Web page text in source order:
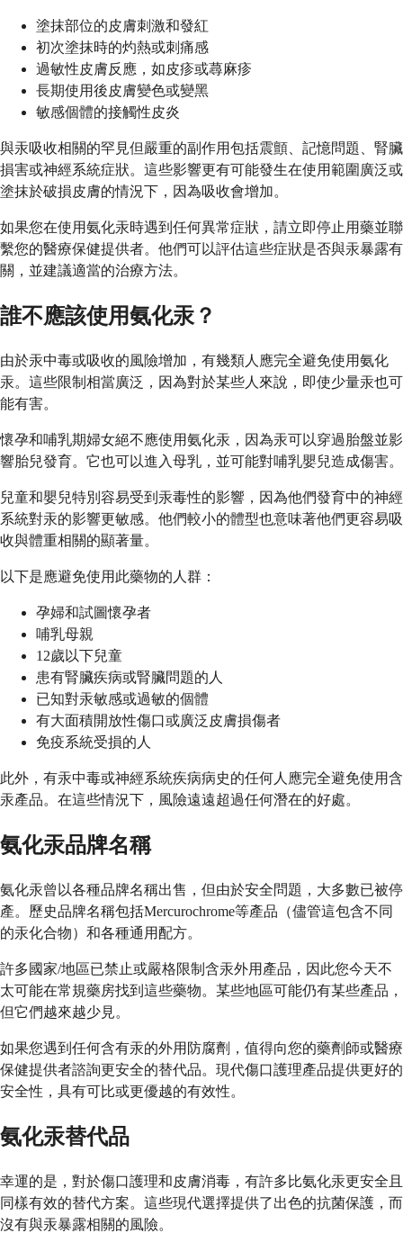
塗抹部位的皮膚刺激和發紅
初次塗抹時的灼熱或刺痛感
過敏性皮膚反應，如皮疹或蕁麻疹
長期使用後皮膚變色或變黑
敏感個體的接觸性皮炎
與汞吸收相關的罕見但嚴重的副作用包括震顫、記憶問題、腎臟
損害或神經系統症狀。這些影響更有可能發生在使用範圍廣泛或
塗抹於破損皮膚的情況下，因為吸收會增加。
如果您在使用氨化汞時遇到任何異常症狀，請立即停止用藥並聯
繫您的醫療保健提供者。他們可以評估這些症狀是否與汞暴露有
關，並建議適當的治療方法。
誰不應該使用氨化汞？
由於汞中毒或吸收的風險增加，有幾類人應完全避免使用氨化
汞。這些限制相當廣泛，因為對於某些人來說，即使少量汞也可
能有害。
懷孕和哺乳期婦女絕不應使用氨化汞，因為汞可以穿過胎盤並影
響胎兒發育。它也可以進入母乳，並可能對哺乳嬰兒造成傷害。
兒童和嬰兒特別容易受到汞毒性的影響，因為他們發育中的神經
系統對汞的影響更敏感。他們較小的體型也意味著他們更容易吸
收與體重相關的顯著量。
以下是應避免使用此藥物的人群：
孕婦和試圖懷孕者
哺乳母親
12歲以下兒童
患有腎臟疾病或腎臟問題的人
已知對汞敏感或過敏的個體
有大面積開放性傷口或廣泛皮膚損傷者
免疫系統受損的人
此外，有汞中毒或神經系統疾病病史的任何人應完全避免使用含
汞產品。在這些情況下，風險遠遠超過任何潛在的好處。
氨化汞品牌名稱
氨化汞曾以各種品牌名稱出售，但由於安全問題，大多數已被停
產。歷史品牌名稱包括Mercurochrome等產品（儘管這包含不同
的汞化合物）和各種通用配方。
許多國家/地區已禁止或嚴格限制含汞外用產品，因此您今天不
太可能在常規藥房找到這些藥物。某些地區可能仍有某些產品，
但它們越來越少見。
如果您遇到任何含有汞的外用防腐劑，值得向您的藥劑師或醫療
保健提供者諮詢更安全的替代品。現代傷口護理產品提供更好的
安全性，具有可比或更優越的有效性。
氨化汞替代品
幸運的是，對於傷口護理和皮膚消毒，有許多比氨化汞更安全且
同樣有效的替代方案。這些現代選擇提供了出色的抗菌保護，而
沒有與汞暴露相關的風險。